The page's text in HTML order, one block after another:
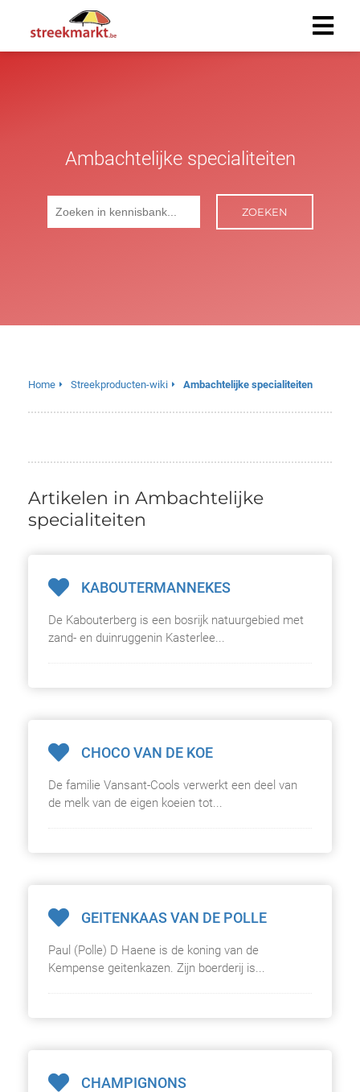
Ambachtelijke specialiteiten
ZOEKEN
Home Streekproducten-wiki Ambachtelijke specialiteiten
Artikelen in Ambachtelijke
specialiteiten
KABOUTERMANNEKES
De Kabouterberg is een bosrijk natuurgebied met
zand- en duinruggenin Kasterlee...
CHOCO VAN DE KOE
De familie Vansant-Cools verwerkt een deel van
de melk van de eigen koeien tot...
GEITENKAAS VAN DE POLLE
Paul (Polle) D Haene is de koning van de
Kempense geitenkazen. Zijn boerderij is...
CHAMPIGNONS